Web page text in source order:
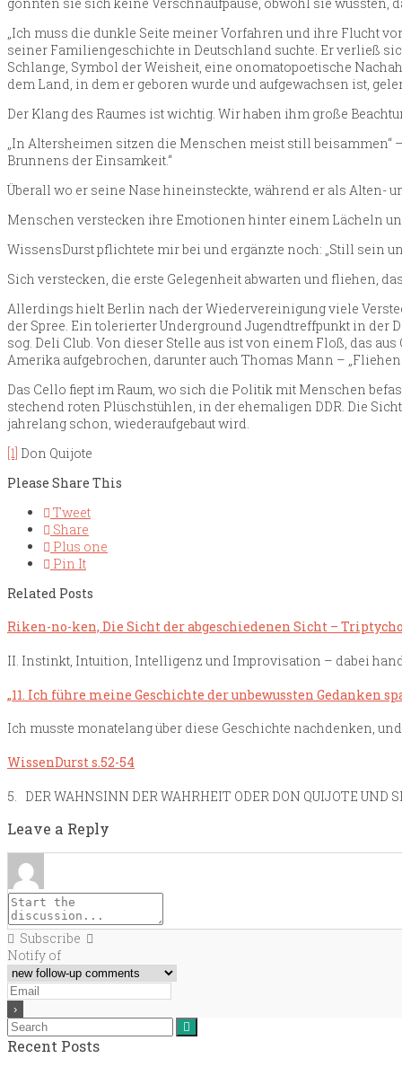
„Ich muss die dunkle Seite meiner Vorfahren und ihre Flucht
seiner Familiengeschichte in Deutschland suchte. Er verließ
Schlange, Symbol der Weisheit, eine onomatopoetische
dem Land, in dem er geboren wurde und aufgewachsen ist,
Der Klang des Raumes ist wichtig. Wir haben ihm große
„In Altersheimen sitzen die Menschen meist still beisammen“
Brunnens der Einsamkeit.“
Überall wo er seine Nase hineinsteckte, während er als Alten-
Menschen verstecken ihre Emotionen hinter einem Lächeln
WissensDurst pflichtete mir bei und ergänzte noch: „Still sein
Sich verstecken, die erste Gelegenheit abwarten und fliehen,
Allerdings hielt Berlin nach der Wiedervereinigung viele
der Spree. Ein tolerierter Underground Jugendtreffpunkt in der
sog. Deli Club. Von dieser Stelle aus ist von einem Floß, das
Amerika aufgebrochen, darunter auch Thomas Mann – „Fliehen
Das Cello fiept im Raum, wo sich die Politik mit Menschen
stechend roten Plüschstühlen, in der ehemaligen DDR. Die
jahrelang schon, wiederaufgebaut wird.
[1] Don Quijote
Please Share This
Tweet
Share
Plus one
Pin It
Related Posts
Riken-no-ken, Die Sicht der abgeschiedenen Sicht –
II. Instinkt, Intuition, Intelligenz und Improvisation – dabei
„11. Ich führe meine Geschichte der unbewussten Gedanken
Ich musste monatelang über diese Geschichte nachdenken,
WissenDurst s.52-54
5. DER WAHNSINN DER WAHRHEIT ODER DON QUIJOTE
Leave a Reply
Subscribe
Notify of
Recent Posts